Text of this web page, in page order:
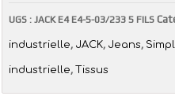
UGS : JACK E4 E4-5-03/233 5 FILS
industrielle, JACK, Jeans,
industrielle, Tissus